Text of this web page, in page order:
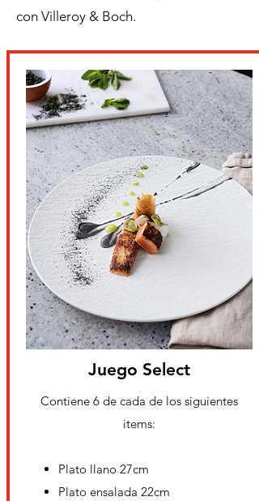
con Villeroy & Boch.
Juego Select
Contiene 6 de cada de los siguientes
items:
Plato llano 27cm
Plato ensalada 22cm